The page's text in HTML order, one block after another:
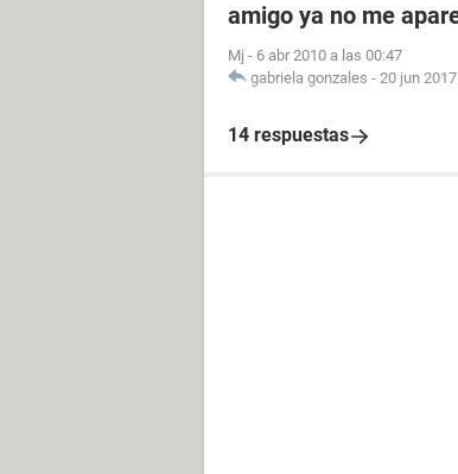
amigo ya no me
Mj - 6 abr 2010 a las 00:47
gabriela gonzales - 20 jun
14 respuestas